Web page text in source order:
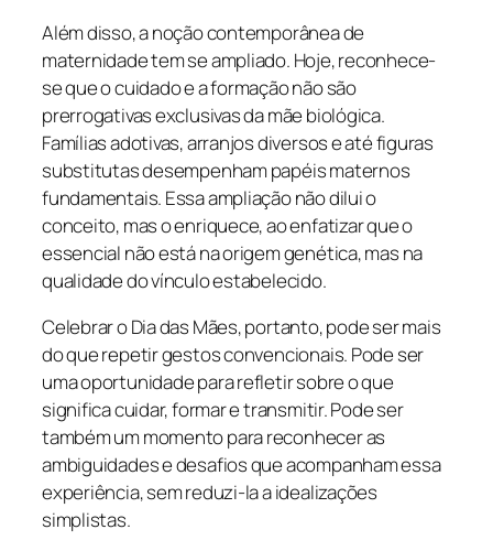
Além disso, a noção contemporânea de
maternidade tem se ampliado. Hoje, reconhece-
se que o cuidado e a formação não são
prerrogativas exclusivas da mãe biológica.
Famílias adotivas, arranjos diversos e até figuras
substitutas desempenham papéis maternos
fundamentais. Essa ampliação não dilui o
conceito, mas o enriquece, ao enfatizar que o
essencial não está na origem genética, mas na
qualidade do vínculo estabelecido.
Celebrar o Dia das Mães, portanto, pode ser mais
do que repetir gestos convencionais. Pode ser
uma oportunidade para refletir sobre o que
significa cuidar, formar e transmitir. Pode ser
também um momento para reconhecer as
ambiguidades e desafios que acompanham essa
experiência, sem reduzi-la a idealizações
simplistas.